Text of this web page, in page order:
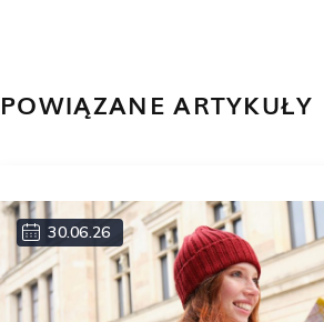
POWIĄZANE ARTYKUŁY
30.06.26